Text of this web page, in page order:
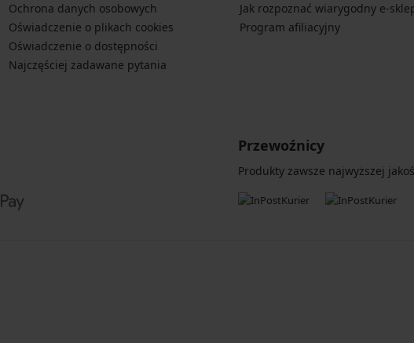
Ochrona danych osobowych
Oświadczenie o plikach cookies
Oświadczenie o dostępności
Najczęściej zadawane pytania
Jak rozpoznać wiarygodny e-
Program afiliacyjny
Przewoźnicy
Produkty zawsze najwyższej